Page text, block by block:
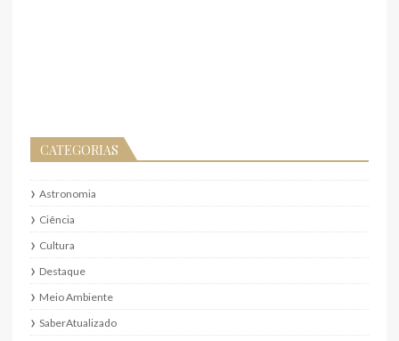
CATEGORIAS
Astronomia
Ciência
Cultura
Destaque
Meio Ambiente
SaberAtualizado